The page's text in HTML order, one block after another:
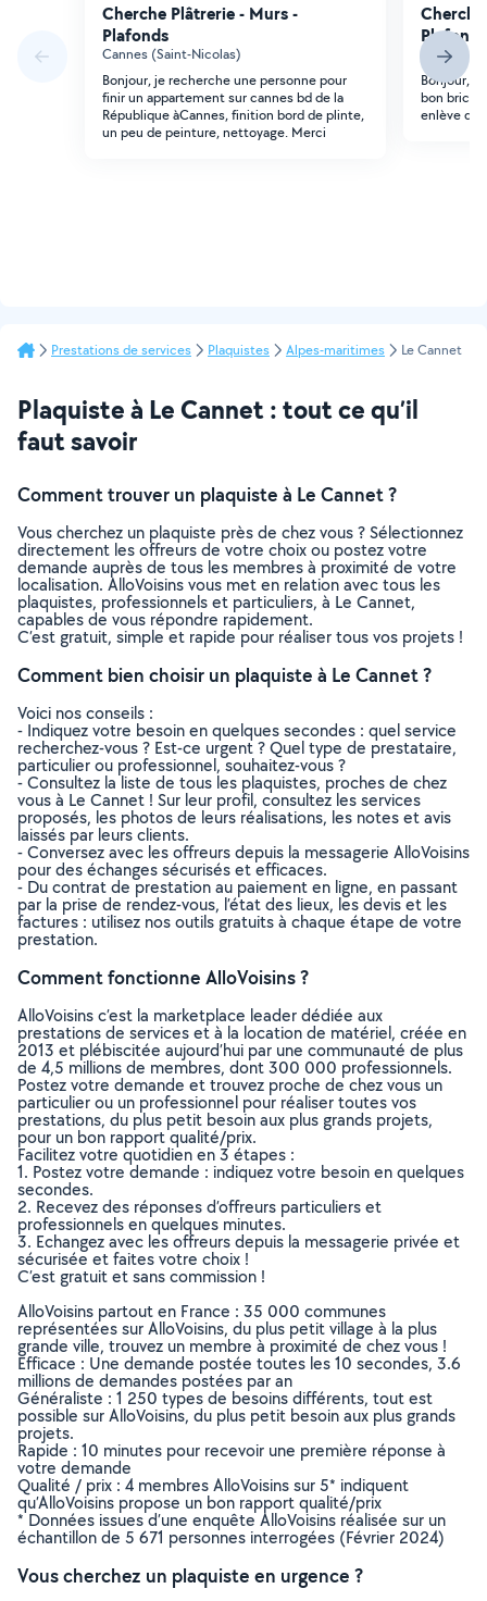
Cherche Plâtrerie - Murs -
Plafonds
Cannes (Saint-Nicolas)
Bonjour, je recherche une personne pour
finir un appartement sur cannes bd de la
République àCannes, finition bord de plinte,
un peu de peinture, nettoyage. Merci
Plafonds
Cannes
Bonjour,
bon
enlève
Prestations de services Plaquistes Alpes-maritimes Le Cannet
Plaquiste à Le Cannet : tout ce qu’il
faut savoir
Comment trouver un plaquiste à Le Cannet ?
Vous cherchez un plaquiste près de chez vous ? Sélectionnez
directement les offreurs de votre choix ou postez votre
demande auprès de tous les membres à proximité de votre
localisation. AlloVoisins vous met en relation avec tous les
plaquistes, professionnels et particuliers, à Le Cannet,
capables de vous répondre rapidement.
C’est gratuit, simple et rapide pour réaliser tous vos projets !
Comment bien choisir un plaquiste à Le Cannet ?
Voici nos conseils :
- Indiquez votre besoin en quelques secondes : quel service
recherchez-vous ? Est-ce urgent ? Quel type de prestataire,
particulier ou professionnel, souhaitez-vous ?
- Consultez la liste de tous les plaquistes, proches de chez
vous à Le Cannet ! Sur leur profil, consultez les services
proposés, les photos de leurs réalisations, les notes et avis
laissés par leurs clients.
- Conversez avec les offreurs depuis la messagerie AlloVoisins
pour des échanges sécurisés et efficaces.
- Du contrat de prestation au paiement en ligne, en passant
par la prise de rendez-vous, l’état des lieux, les devis et les
factures : utilisez nos outils gratuits à chaque étape de votre
prestation.
Comment fonctionne AlloVoisins ?
AlloVoisins c’est la marketplace leader dédiée aux
prestations de services et à la location de matériel, créée en
2013 et plébiscitée aujourd’hui par une communauté de plus
de 4,5 millions de membres, dont 300 000 professionnels.
Postez votre demande et trouvez proche de chez vous un
particulier ou un professionnel pour réaliser toutes vos
prestations, du plus petit besoin aux plus grands projets,
pour un bon rapport qualité/prix.
Facilitez votre quotidien en 3 étapes :
1. Postez votre demande : indiquez votre besoin en quelques
secondes.
2. Recevez des réponses d’offreurs particuliers et
professionnels en quelques minutes.
3. Echangez avec les offreurs depuis la messagerie privée et
sécurisée et faites votre choix !
C’est gratuit et sans commission !
AlloVoisins partout en France : 35 000 communes
représentées sur AlloVoisins, du plus petit village à la plus
grande ville, trouvez un membre à proximité de chez vous !
Efficace : Une demande postée toutes les 10 secondes, 3.6
millions de demandes postées par an
Généraliste : 1 250 types de besoins différents, tout est
possible sur AlloVoisins, du plus petit besoin aux plus grands
projets.
Rapide : 10 minutes pour recevoir une première réponse à
votre demande
Qualité / prix : 4 membres AlloVoisins sur 5* indiquent
qu’AlloVoisins propose un bon rapport qualité/prix
* Données issues d’une enquête AlloVoisins réalisée sur un
échantillon de 5 671 personnes interrogées (Février 2024)
Vous cherchez un plaquiste en urgence ?